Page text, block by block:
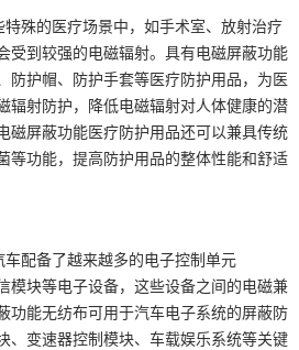
殊的医疗场景中，如手术室、放射治疗
受到较强的电磁辐射。具有电磁屏蔽功能
防护帽、防护手套等医疗防护用品，为医
辐射防护，降低电磁辐射对人体健康的潜
磁屏蔽功能医疗防护用品还可以兼具传统
等功能，提高防护用品的整体性能和舒适
配备了越来越多的电子控制单元
模块等电子设备，这些设备之间的电磁兼
功能无纺布可用于汽车电子系统的屏蔽防
、变速器控制模块、车载娱乐系统等关键